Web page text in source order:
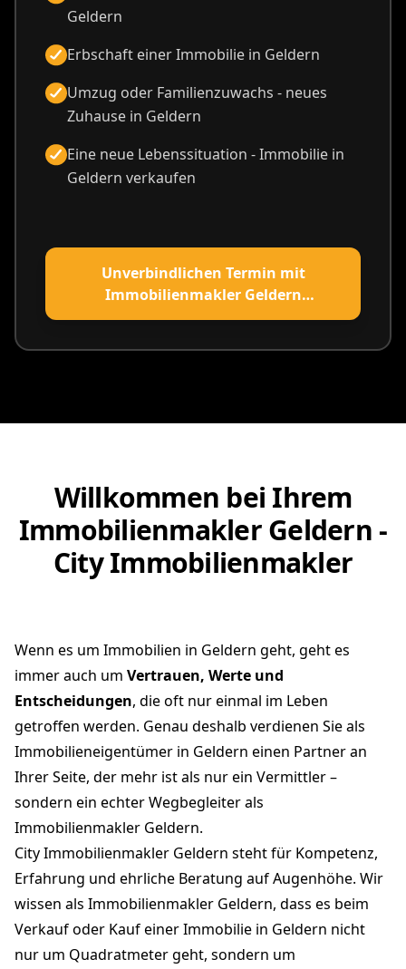
Geldern
Erbschaft einer Immobilie in Geldern
Umzug oder Familienzuwachs - neues
Zuhause in Geldern
Eine neue Lebenssituation - Immobilie in
Geldern verkaufen
Unverbindlichen Termin mit
Immobilienmakler Geldern
vereinbaren
Willkommen bei Ihrem
Immobilienmakler Geldern -
City Immobilienmakler
Wenn es um Immobilien in Geldern geht, geht es
immer auch um Vertrauen, Werte und
Entscheidungen, die oft nur einmal im Leben
getroffen werden. Genau deshalb verdienen Sie als
Immobilieneigentümer in Geldern einen Partner an
Ihrer Seite, der mehr ist als nur ein Vermittler –
sondern ein echter Wegbegleiter als
Immobilienmakler Geldern.
City Immobilienmakler Geldern steht für Kompetenz,
Erfahrung und ehrliche Beratung auf Augenhöhe. Wir
wissen als Immobilienmakler Geldern, dass es beim
Verkauf oder Kauf einer Immobilie in Geldern nicht
nur um Quadratmeter geht, sondern um